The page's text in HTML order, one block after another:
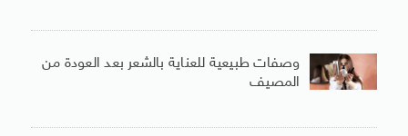
وصفات طبيعية للعناية بالشعر بعد العودة من
المصيف